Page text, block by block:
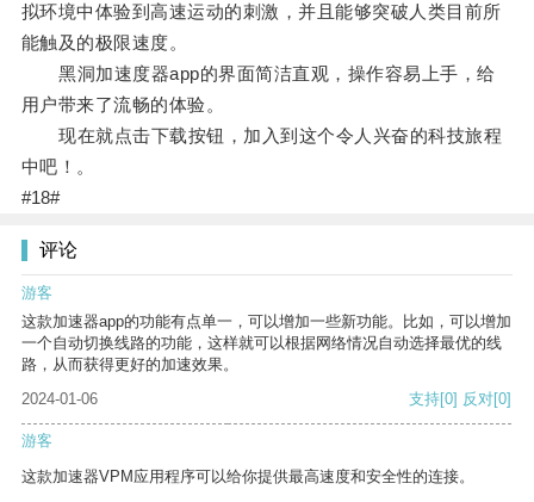
拟环境中体验到高速运动的刺激，并且能够突破人类目前所
能触及的极限速度。
黑洞加速度器app的界面简洁直观，操作容易上手，给
用户带来了流畅的体验。
现在就点击下载按钮，加入到这个令人兴奋的科技旅程
中吧！。
#18#
评论
游客
这款加速器app的功能有点单一，可以增加一些新功能。比如，可以增加
一个自动切换线路的功能，这样就可以根据网络情况自动选择最优的线
路，从而获得更好的加速效果。
2024-01-06
支持[0] 反对[0]
游客
这款加速器VPM应用程序可以给你提供最高速度和安全性的连接。